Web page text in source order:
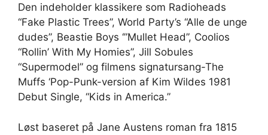
Den indeholder klassikere som Radioheads
“Fake Plastic Trees”, World Party’s “Alle de unge
dudes”, Beastie Boys ‘”Mullet Head”, Coolios
“Rollin’ With My Homies”, Jill Sobules
“Supermodel” og filmens signatursang-The
Muffs ‘Pop-Punk-version af Kim Wildes 1981
Debut Single, “Kids in America.”
Løst baseret på Jane Austens roman fra 1815